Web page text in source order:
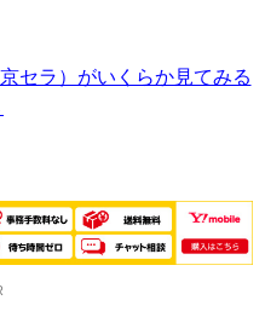
セラ）がいくらか見てみる